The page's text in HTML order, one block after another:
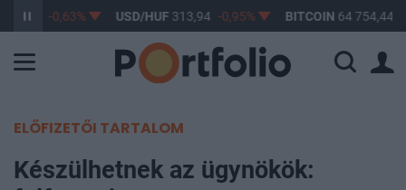
363,09 -0,63% USD/HUF 313,94 -0,95% BITCOIN 64 754,44
ELŐFIZETŐI TARTALOM
Készülhetnek az ügynökök: